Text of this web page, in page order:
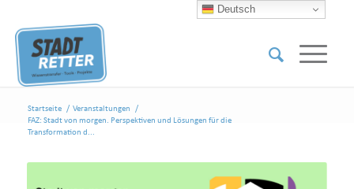
Startseite / Veranstaltungen
/
FAZ: Stadt von morgen. Perspektiven und Lösungen für die
Transformation d...
Deutsch